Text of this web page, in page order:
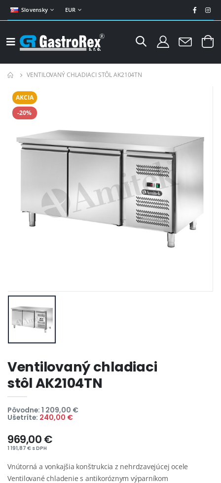
Slovensky EUR
VENTILOVANÝ CHLADIACI STÔL AK2104TN
AKCIA
-20%
Ventilovaný chladiaci
stôl AK2104TN
Pôvodne: 1 209,00 €
Ušetríte: 240,00 €
969,00 €
1 191,87 € s DPH
Vnútorná a vonkajšia konštrukcia z nehrdzavejúcej ocele
Ventilované chladenie s antikoróznym výparníkom